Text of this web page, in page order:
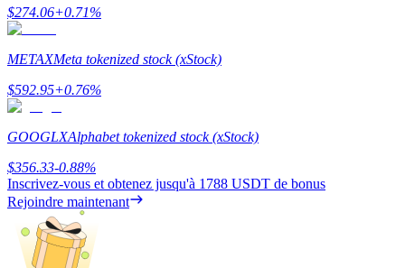
Des investissements exclusifs pour les détenteurs de BTR
Prêts
Service d'emprunt adossé à des cryptomonnaies
$274.06+0.71%
METAXMeta tokenized stock (xStock)
$592.95+0.76%
GOOGLXAlphabet tokenized stock (xStock)
$356.33-0.88%
Inscrivez-vous et obtenez jusqu'à 1788 USDT de bonus
Rejoindre maintenant